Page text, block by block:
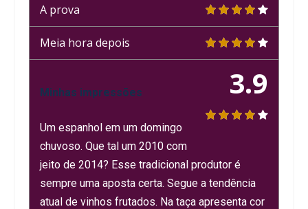
A prova
Meia hora depois
3.9
Minhas impressões
Um espanhol em um domingo
chuvoso. Que tal um 2010 com
jeito de 2014? Esse tradicional produtor é
sempre uma aposta certa. Segue a tendência
atual de vinhos frutados. Na taça apresenta cor